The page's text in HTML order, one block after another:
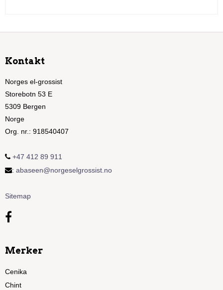
Kontakt
Norges el-grossist
Storebotn 53 E
5309 Bergen
Norge
Org. nr.: 918540407
+47 412 89 911
: abaseen@norgeselgrossist.no
Sitemap
Merker
Cenika
Chint